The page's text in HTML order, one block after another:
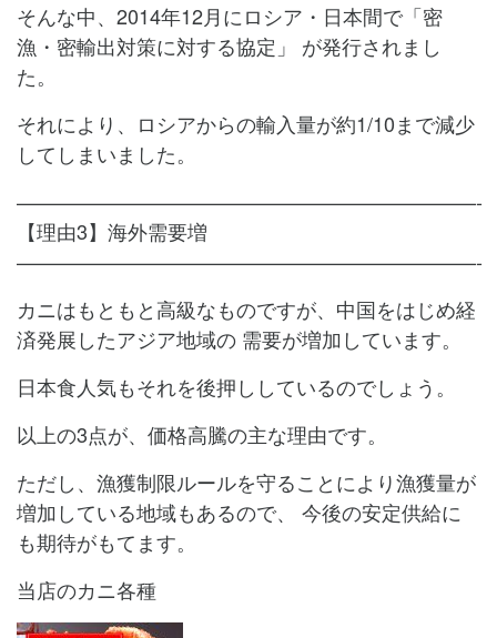
そんな中、2014年12月にロシア・日本間で「密
漁・密輸出対策に対する協定」
が発行されまし
た。
それにより、ロシアからの輸入量が約1/10まで減少
してしまいました。
———————————————————————-
【理由3】海外需要増
———————————————————————-
カニはもともと高級なものですが、中国をはじめ経
済発展したアジア地域の 需要が増加しています。
日本食人気もそれを後押ししているのでしょう。
以上の3点が、価格高騰の主な理由です。
ただし、漁獲制限ルールを守ることにより漁獲量が
増加している地域もあるので、
今後の安定供給に
も期待がもてます。
当店のカニ各種